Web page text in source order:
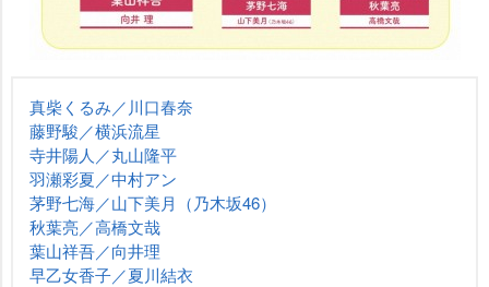
真柴くるみ／川口春奈
藤野駿／横浜流星
寺井陽人／丸山隆平
羽瀬彩夏／中村アン
茅野七海／山下美月（乃木坂46）
秋葉亮／高橋文哉
葉山祥吾／向井理
早乙女香子／夏川結衣